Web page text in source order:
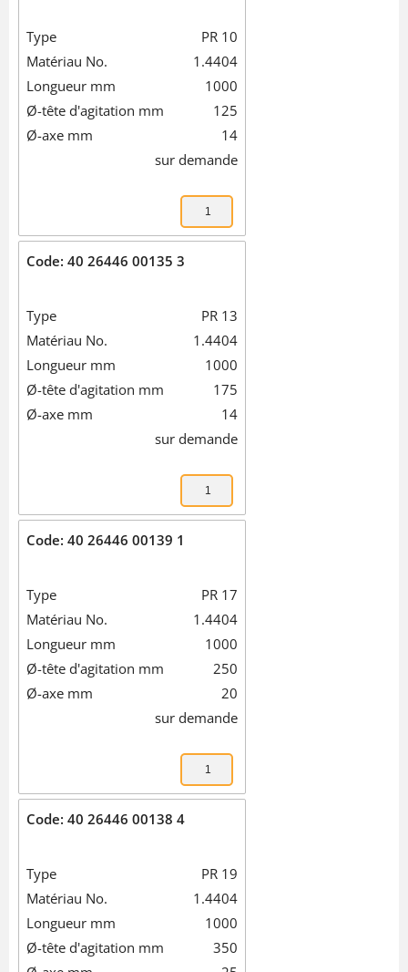
Type
PR 10
Matériau No.
1.4404
Longueur mm
1000
Ø-tête d'agitation mm
125
Ø-axe mm
14
sur demande
Code: 40 26446 00135 3
Type
PR 13
Matériau No.
1.4404
Longueur mm
1000
Ø-tête d'agitation mm
175
Ø-axe mm
14
sur demande
Code: 40 26446 00139 1
Type
PR 17
Matériau No.
1.4404
Longueur mm
1000
Ø-tête d'agitation mm
250
Ø-axe mm
20
sur demande
Code: 40 26446 00138 4
Type
PR 19
Matériau No.
1.4404
Longueur mm
1000
Ø-tête d'agitation mm
350